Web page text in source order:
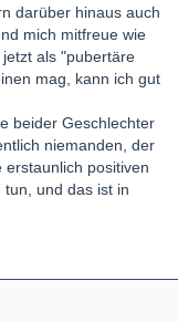
darüber hinaus auch
mich mitfreue wie
als "pubertäre
mag, kann ich gut
beider Geschlechter
niemanden, der
positiven
tun, und das ist in